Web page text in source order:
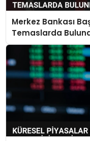
Merkez Bankası
Temaslarda
Açılacak